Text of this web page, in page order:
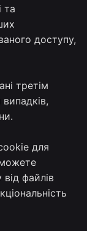
та
доступу,
третім
для
файлів